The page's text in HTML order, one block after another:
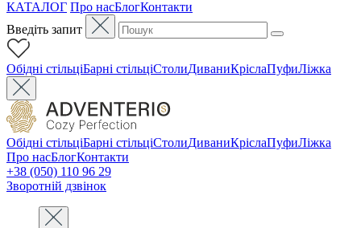
КАТАЛОГ Про насБлогКонтакти
Введіть запит
Oбідні стільціБарні стільціСтолиДиваниКріслаПуфиЛіжка
Oбідні стільціБарні стільціСтолиДиваниКріслаПуфиЛіжка
Про насБлогКонтакти
+38 (050) 110 96 29
Зворотній дзвінок